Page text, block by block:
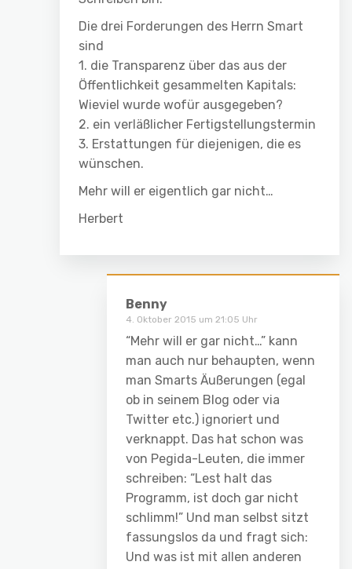
Die drei Forderungen des Herrn Smart
sind
1. die Transparenz über das aus der
Öffentlichkeit gesammelten Kapitals:
Wieviel wurde wofür ausgegeben?
2. ein verläßlicher Fertigstellungstermin
3. Erstattungen für diejenigen, die es
wünschen.
Mehr will er eigentlich gar nicht…
Herbert
Benny
4. Oktober 2015 um 21:05 Uhr
“Mehr will er gar nicht…” kann
man auch nur behaupten, wenn
man Smarts Äußerungen (egal
ob in seinem Blog oder via
Twitter etc.) ignoriert und
verknappt. Das hat schon was
von Pegida-Leuten, die immer
schreiben: “Lest halt das
Programm, ist doch gar nicht
schlimm!” Und man selbst sitzt
fassungslos da und fragt sich:
Und was ist mit allen anderen